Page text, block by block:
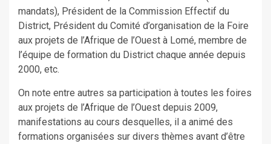
mandats), Président de la Commission Effectif du
District, Président du Comité d’organisation de la Foire
aux projets de l’Afrique de l’Ouest à Lomé, membre de
l’équipe de formation du District chaque année depuis
2000, etc.
On note entre autres sa participation à toutes les foires
aux projets de l’Afrique de l’Ouest depuis 2009,
manifestations au cours desquelles, il a animé des
formations organisées sur divers thèmes avant d’être